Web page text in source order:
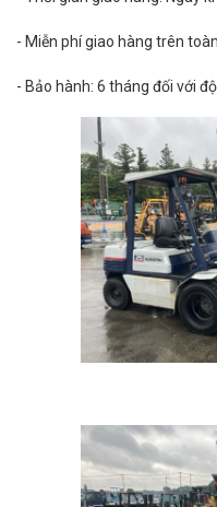
- Miễn phí giao hàng trên
- Bảo hành: 6 tháng đối với